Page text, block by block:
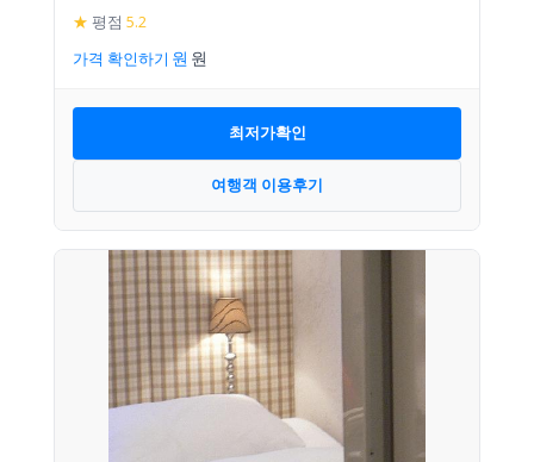
★ 평점 5.2
가격 확인하기
최저가확인
여행객 이용후기